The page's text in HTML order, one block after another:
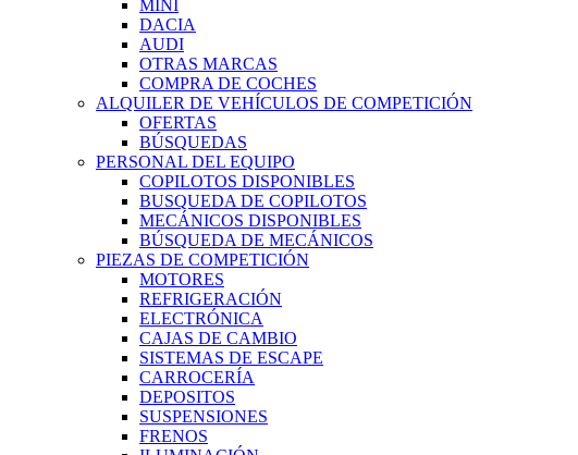
MINI
DACIA
AUDI
OTRAS MARCAS
COMPRA DE COCHES
ALQUILER DE VEHÍCULOS DE COMPETICIÓN
OFERTAS
BÚSQUEDAS
PERSONAL DEL EQUIPO
COPILOTOS DISPONIBLES
BUSQUEDA DE COPILOTOS
MECÁNICOS DISPONIBLES
BÚSQUEDA DE MECÁNICOS
PIEZAS DE COMPETICIÓN
MOTORES
REFRIGERACIÓN
ELECTRÓNICA
CAJAS DE CAMBIO
SISTEMAS DE ESCAPE
CARROCERÍA
DEPOSITOS
SUSPENSIONES
FRENOS